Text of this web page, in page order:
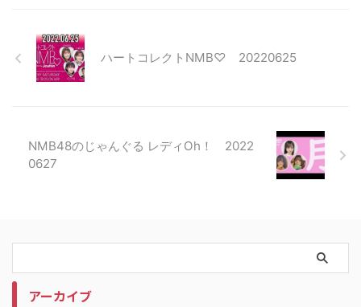
ハートコレクトNMB♡ 20220625
NMB48のじゃんぐる レディOh！ 2022
0627
アーカイブ